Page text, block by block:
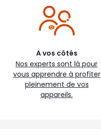
A vos côtés
Nos experts sont là pour
vous apprendre à profiter
pleinement de vos
appareils.